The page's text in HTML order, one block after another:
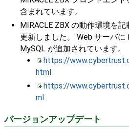
含まれています。
MIRACLE ZBX の動作環境を
更新しました。 Web サーバに
MySQL が追加されています。
https://
html
https://
ml
バージョンアップデート